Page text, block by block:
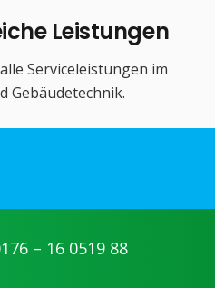
Leistungen
Serviceleistungen im
Gebäudetechnik.
– 16 0519 88